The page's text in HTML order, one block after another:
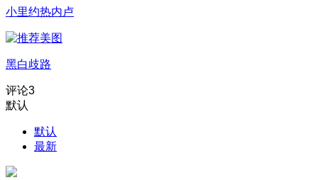
小里约热内卢
黑白歧路
评论3
默认
默认
最新